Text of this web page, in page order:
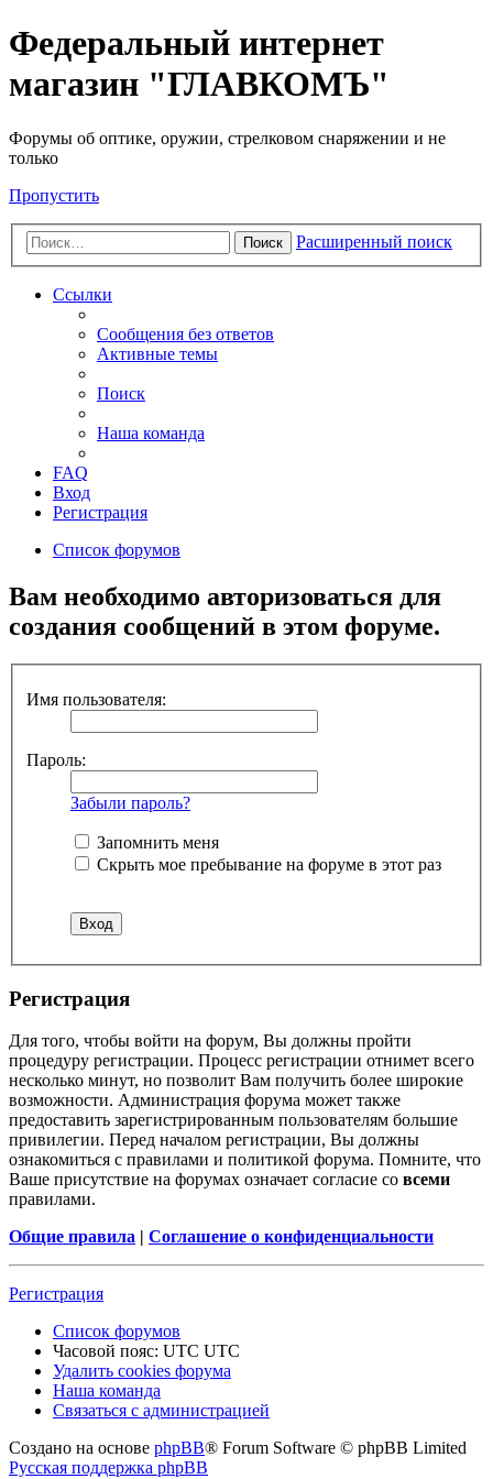
Федеральный интернет
магазин "ГЛАВКОМЪ"
Форумы об оптике, оружии, стрелковом снаряжении и не
только
Пропустить
Поиск Расширенный поиск
Ссылки
Сообщения без ответов
Активные темы
Поиск
Наша команда
FAQ
Вход
Регистрация
Список форумов
Вам необходимо авторизоваться для
создания сообщений в этом форуме.
Имя пользователя:
Пароль:
Забыли пароль?
Запомнить меня
Скрыть мое пребывание на форуме в этот раз
Регистрация
Для того, чтобы войти на форум, Вы должны пройти
процедуру регистрации. Процесс регистрации отнимет всего
несколько минут, но позволит Вам получить более широкие
возможности. Администрация форума может также
предоставить зарегистрированным пользователям большие
привилегии. Перед началом регистрации, Вы должны
ознакомиться с правилами и политикой форума. Помните, что
Ваше присутствие на форумах означает согласие со всеми
правилами.
Общие правила | Соглашение о конфиденциальности
Регистрация
Список форумов
Часовой пояс: UTC UTC
Удалить cookies форума
Наша команда
Связаться с администрацией
Создано на основе phpBB® Forum Software © phpBB Limited
Русская поддержка phpBB